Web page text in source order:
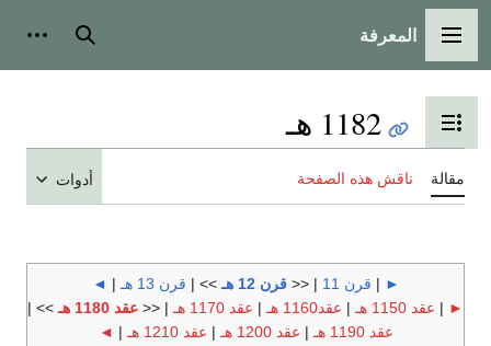
القائمة الرئيسية
المعرفة بحث
تبديل عرض جدول المحتويات
1182 هـ
مقالة ناقش هذه الصفحة أدوات
►
| قرن 11 | <<قرن 12 هـ >> | قرن 13 هـ |
◄
►
| عقد 1150 هـ | عقد1160 هـ | عقد 1170 هـ | << عقد 1180 هـ
>> |
عقد 1190 هـ
| عقد 1200 هـ | عقد 1210 هـ |
◄